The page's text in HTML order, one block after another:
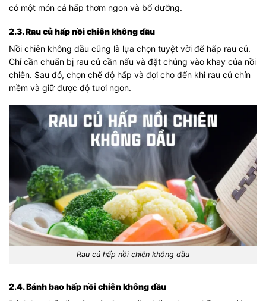
có một món cá hấp thơm ngon và bổ dưỡng.
2.3. Rau củ hấp nồi chiên không dầu
Nồi chiên không dầu cũng là lựa chọn tuyệt vời để hấp rau củ.
Chỉ cần chuẩn bị rau củ cần nấu và đặt chúng vào khay của nồi
chiên. Sau đó, chọn chế độ hấp và đợi cho đến khi rau củ chín
mềm và giữ được độ tươi ngon.
Rau củ hấp nồi chiên không dầu
2.4. Bánh bao hấp nồi chiên không dầu